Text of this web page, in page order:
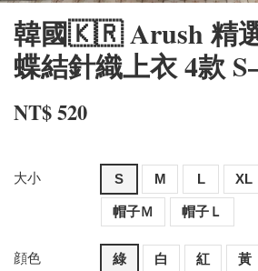
韓國🇰🇷 Arush 精
蝶結針織上衣 4款
NT$ 520
大小 S M L XL
帽子Ｍ 帽子Ｌ
顔色 綠 白 紅 黃